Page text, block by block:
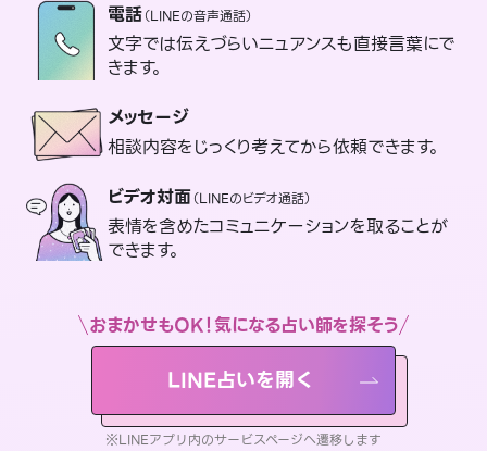
電話（LINEの音声通話）
文字では伝えづらいニュアンスも直接言葉にで
きます。
メッセージ
相談内容をじっくり考えてから依頼できます。
ビデオ対面（LINEのビデオ通話）
表情を含めたコミュニケーションを取ることが
できます。
おまかせもOK！気になる占い師を探そう
LINE占いを開く
※LINEアプリ内のサービスページへ遷移します